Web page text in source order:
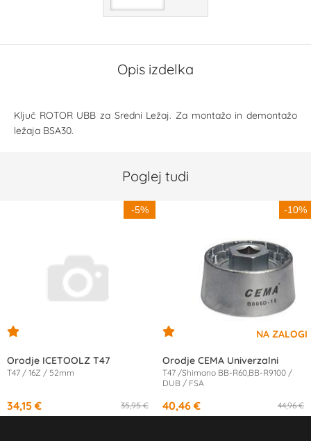
Opis izdelka
Ključ ROTOR UBB za Sredni Ležaj. Za montažo in demontažo
ležaja BSA30.
Poglej tudi
-5%
Orodje ICETOOLZ T47
T47 / 16Z / 52mm
35,95 €
34,15 €
-10%
Orodje CEMA Univerzalni
T47 /Shimano BB-R60,BB-R9100 /
DUB / FSA
44,96 €
40,46 €